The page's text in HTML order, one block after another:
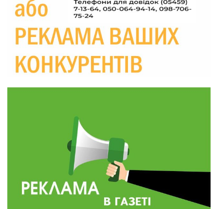
28 лип
Житлові сертифікати, підготовка до зими та
підтримка ВПО: підсумки засідання виконкому
Краснопільської селищної ради
10:36
28 лип
Валентина Масалітіна: «Нас тримає віра в
Перемогу і повернення додому»
Обмежено придатний, але безмежно
вмотивований: Як колишній лісівник став асом
артилерії
490 пацієнтів та 15 відвіданих сіл: МБФ
«Альянс громадського здоров’я» підбив
підсумки роботи мобільних клінік у Сумській
області